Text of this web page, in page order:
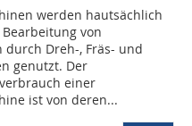
werden hautsächlich
von
Dreh-, Fräs- und
genutzt. Der
einer
ist von deren...